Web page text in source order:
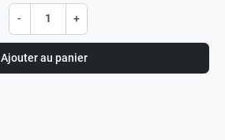
- +
Ajouter au panier